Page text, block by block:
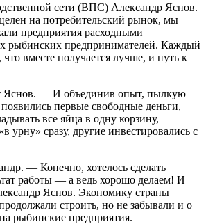
сети (ВПС) Александр Яснов.
на потребительский рынок, мы
предприятия расходными
рыбинских предпринимателей. Каждый
вместе получается лучше, и путь к
Яснов. — И объединив опыт, пылкую
первые свободные деньги,
все яйца в одну корзину,
урну» сразу, другие инвестировались с
— Конечно, хотелось сделать
работы — а ведь хорошо делаем! И
Яснов. Экономику страны
строить, но не забывали и о
рыбинские предприятия.